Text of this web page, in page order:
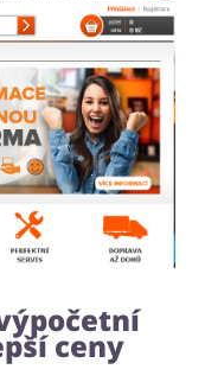
výpočetní
ceny